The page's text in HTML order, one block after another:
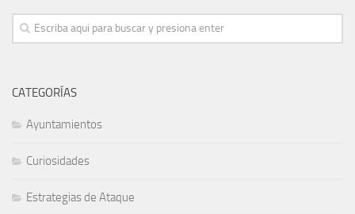
CATEGORÍAS
Ayuntamientos
Curiosidades
Estrategias de Ataque